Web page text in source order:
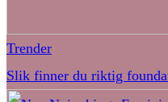
Trender
Slik finner du riktig